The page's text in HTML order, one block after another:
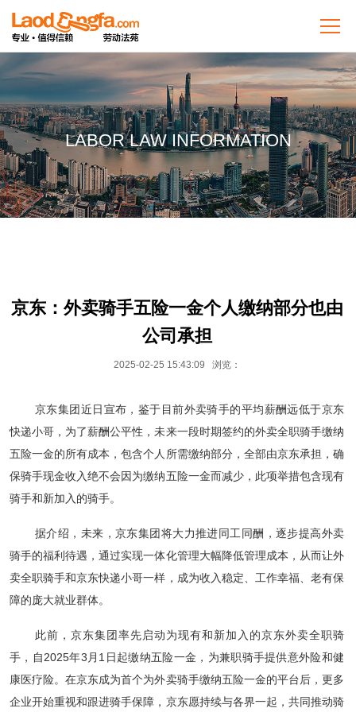
LABOR LAW INFORMATION
京东：外卖骑手五险一金个人缴纳部分也由
公司承担
2025-02-25 15:43:09 浏览：
京东集团近日宣布，鉴于目前外卖骑手的平均薪酬远低于京东
快递小哥，为了薪酬公平性，未来一段时期签约的外卖全职骑手缴纳
五险一金的所有成本，包含个人所需缴纳部分，全部由京东承担，确
保骑手现金收入绝不会因为缴纳五险一金而减少，此项举措包含现有
骑手和新加入的骑手。
据介绍，未来，京东集团将大力推进同工同酬，逐步提高外卖
骑手的福利待遇，通过实现一体化管理大幅降低管理成本，从而让外
卖全职骑手和京东快递小哥一样，成为收入稳定、工作幸福、老有保
障的庞大就业群体。
此前，京东集团率先启动为现有和新加入的京东外卖全职骑
手，自2025年3月1日起缴纳五险一金，为兼职骑手提供意外险和健
康医疗险。在京东成为首个为外卖骑手缴纳五险一金的平台后，更多
企业开始重视和跟进骑手保障，京东愿持续与各界一起，共同推动骑